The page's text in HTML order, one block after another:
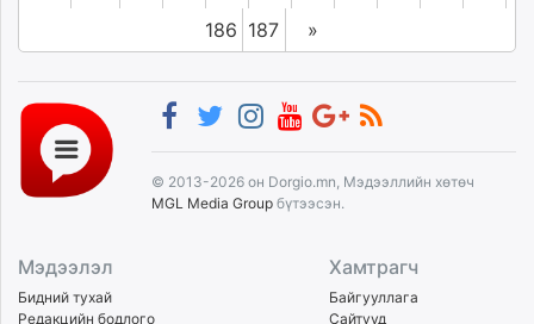
186 187 »
© 2013-2026 он Dorgio.mn, Мэдээллийн хөтөч
MGL Media Group бүтээсэн.
Мэдээлэл
Бидний тухай
Редакцийн бодлого
Хамтрагч
Байгууллага
Сайтууд